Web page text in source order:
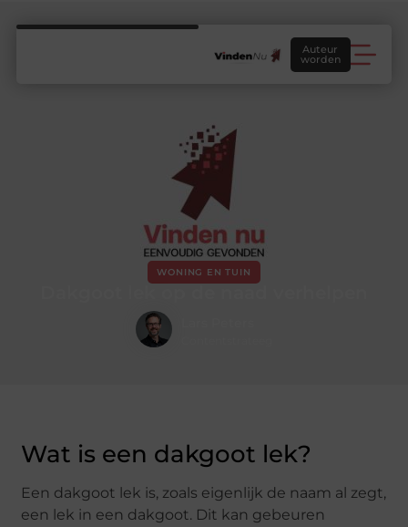
Auteur
worden
WONING EN TUIN
Wat is een dakgoot lek?
Een dakgoot lek is, zoals eigenlijk de naam al zegt,
een lek in een dakgoot. Dit kan gebeuren